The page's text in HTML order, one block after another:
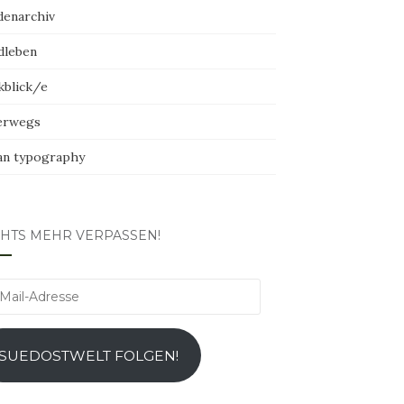
e
typography
MEHR VERPASSEN!
FOLGEN!